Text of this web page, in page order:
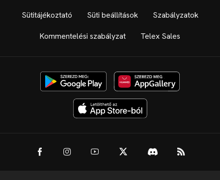
Sütitájékoztató Süti beállítások Szabályzatok
Kommentelési szabályzat Telex Sales